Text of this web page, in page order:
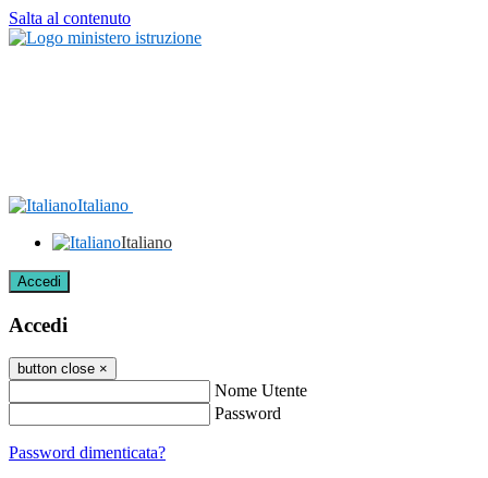
Salta al contenuto
Italiano
Italiano
Accedi
Accedi
button close ×
Nome Utente
Password
Password dimenticata?